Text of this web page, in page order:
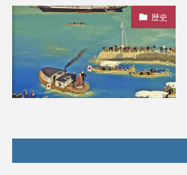
歴史